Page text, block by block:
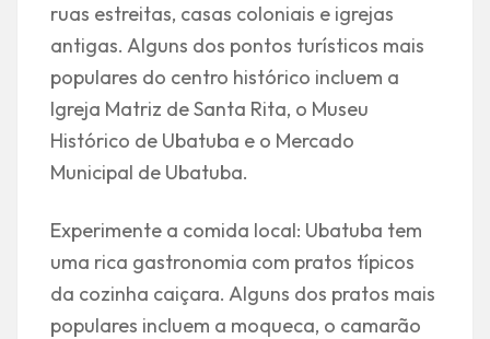
ruas estreitas, casas coloniais e igrejas
antigas. Alguns dos pontos turísticos mais
populares do centro histórico incluem a
Igreja Matriz de Santa Rita, o Museu
Histórico de Ubatuba e o Mercado
Municipal de Ubatuba.
Experimente a comida local: Ubatuba tem
uma rica gastronomia com pratos típicos
da cozinha caiçara. Alguns dos pratos mais
populares incluem a moqueca, o camarão